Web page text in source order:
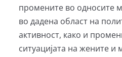
промените во односите
во дадена област на
активност, како и
ситуацијата на жените и